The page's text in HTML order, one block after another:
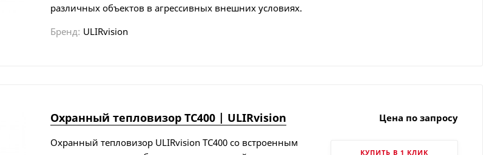
различных объектов в агрессивных внешних условиях.
Бренд: ULIRvision
Охранный тепловизор TC400 | ULIRvision
Охранный тепловизор ULIRvision TC400 со встроенным
Цена по запросу
КУПИТЬ В 1 КЛИК